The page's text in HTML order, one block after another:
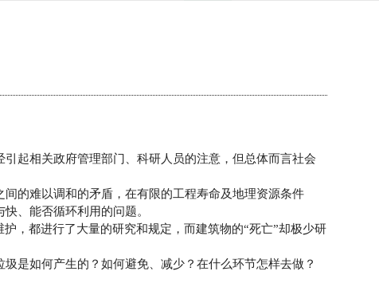
起相关政府管理部门、科研人员的注意，但总体而言社会
的难以调和的矛盾，在有限的工程寿命及地理资源条件
、能否循环利用的问题。
，都进行了大量的研究和规定，而建筑物的“死亡”却极少研
是如何产生的？如何避免、减少？在什么环节怎样去做？